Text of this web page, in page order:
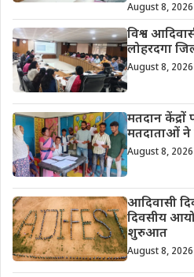
August 8, 2026
विश्व
लोहरदगा
August 8, 2026
मतदान
मतदाताओं ने
August 8, 2026
आदिवासी
दिवसीय
शुरुआत
August 8, 2026